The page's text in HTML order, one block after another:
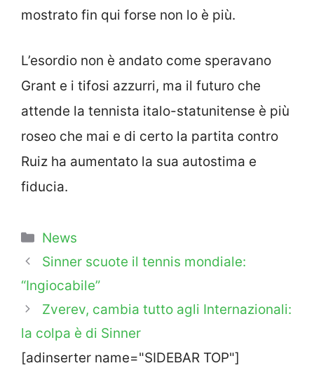
mostrato fin qui forse non lo è più.
L’esordio non è andato come speravano
Grant e i tifosi azzurri, ma il futuro che
attende la tennista italo-statunitense è più
roseo che mai e di certo la partita contro
Ruiz ha aumentato la sua autostima e
fiducia.
Categorie
News
Sinner scuote il tennis mondiale:
“Ingiocabile”
Zverev, cambia tutto agli Internazionali:
la colpa è di Sinner
[adinserter name="SIDEBAR TOP"]